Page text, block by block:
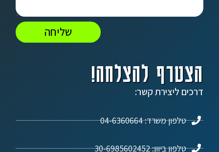
הצטרף להצלחה!
דרכים ליצירת קשר:
טלפון משרד: 04-6360664
טלפון ביוון: 30-6985602452
שליחה